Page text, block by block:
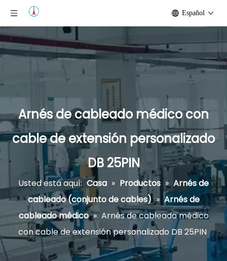
Español
Arnés de cableado médico con
cable de extensión personalizado
DB 25PIN
Usted está aquí: Casa » Productos » Arnés de
cableado (conjunto de cables) » Arnés de
cableado médico » Arnés de cableado médico
con cable de extensión personalizado DB 25PIN